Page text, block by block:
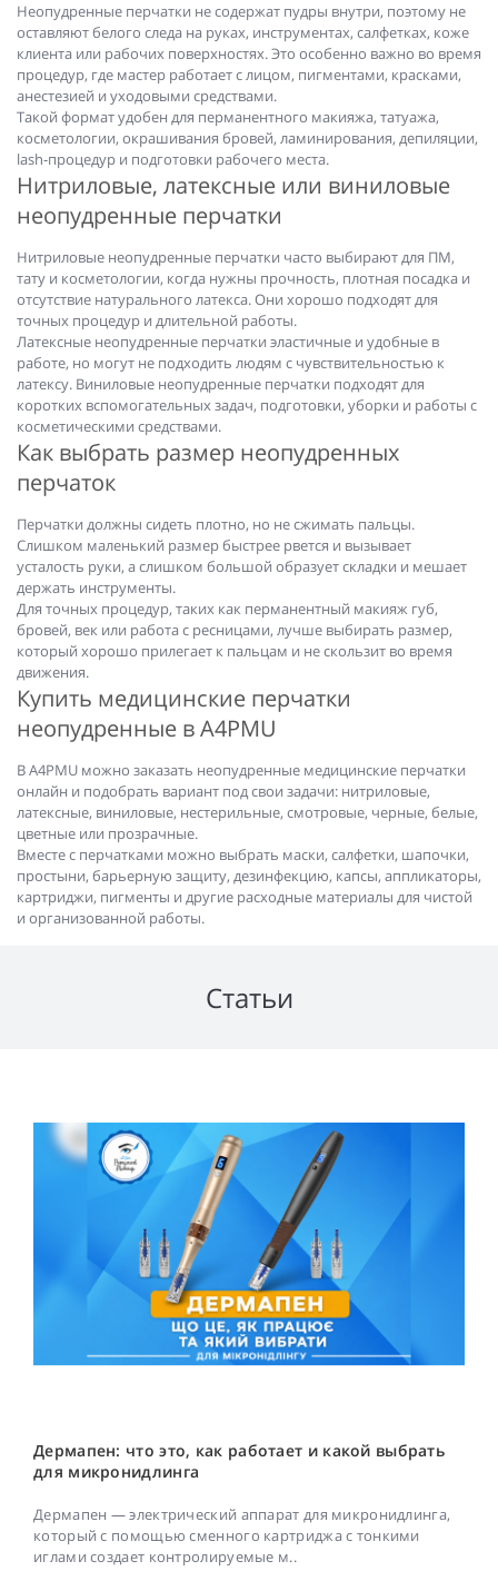
Неопудренные перчатки не содержат пудры внутри, поэтому не
оставляют белого следа на руках, инструментах, салфетках, коже
клиента или рабочих поверхностях. Это особенно важно во время
процедур, где мастер работает с лицом, пигментами, красками,
анестезией и уходовыми средствами.
Такой формат удобен для перманентного макияжа, татуажа,
косметологии, окрашивания бровей, ламинирования, депиляции,
lash-процедур и подготовки рабочего места.
Нитриловые, латексные или виниловые
неопудренные перчатки
Нитриловые неопудренные перчатки часто выбирают для ПМ,
тату и косметологии, когда нужны прочность, плотная посадка и
отсутствие натурального латекса. Они хорошо подходят для
точных процедур и длительной работы.
Латексные неопудренные перчатки эластичные и удобные в
работе, но могут не подходить людям с чувствительностью к
латексу. Виниловые неопудренные перчатки подходят для
коротких вспомогательных задач, подготовки, уборки и работы с
косметическими средствами.
Как выбрать размер неопудренных
перчаток
Перчатки должны сидеть плотно, но не сжимать пальцы.
Слишком маленький размер быстрее рвется и вызывает
усталость руки, а слишком большой образует складки и мешает
держать инструменты.
Для точных процедур, таких как перманентный макияж губ,
бровей, век или работа с ресницами, лучше выбирать размер,
который хорошо прилегает к пальцам и не скользит во время
движения.
Купить медицинские перчатки
неопудренные в A4PMU
В A4PMU можно заказать неопудренные медицинские перчатки
онлайн и подобрать вариант под свои задачи: нитриловые,
латексные, виниловые, нестерильные, смотровые, черные, белые,
цветные или прозрачные.
Вместе с перчатками можно выбрать маски, салфетки, шапочки,
простыни, барьерную защиту, дезинфекцию, капсы, аппликаторы,
картриджи, пигменты и другие расходные материалы для чистой
и организованной работы.
Статьи
Дермапен: что это, как работает и какой выбрать
для микронидлинга
Дермапен — электрический аппарат для микронидлинга,
который с помощью сменного картриджа с тонкими
иглами создает контролируемые м..